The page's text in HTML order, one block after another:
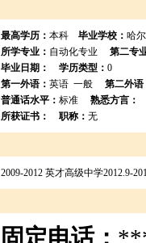
最高学历： 本科 毕业学校： 哈
所学专业： 自动化专业 第二专
毕业日期：
学历类型： 0
第一外语： 英语 一般 第二外语
普通话水平： 标准 熟悉方言：
所获证书：
职称： 无
2009-2012 英才高级中学2012.9-
固定电话：